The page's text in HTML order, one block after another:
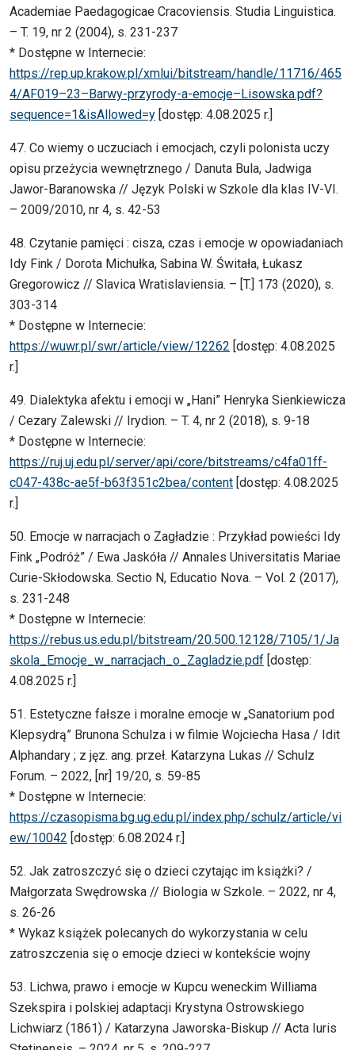
Academiae Paedagogicae Cracoviensis. Studia Linguistica.
– T. 19, nr 2 (2004), s. 231-237
* Dostępne w Internecie:
https://rep.up.krakow.pl/xmlui/bitstream/handle/11716/465
4/AF019–23–Barwy-przyrody-a-emocje–Lisowska.pdf?
sequence=1&isAllowed=y [dostęp: 4.08.2025 r.]
47. Co wiemy o uczuciach i emocjach, czyli polonista uczy
opisu przeżycia wewnętrznego / Danuta Bula, Jadwiga
Jawor-Baranowska // Język Polski w Szkole dla klas IV-VI.
– 2009/2010, nr 4, s. 42-53
48. Czytanie pamięci : cisza, czas i emocje w opowiadaniach
Idy Fink / Dorota Michułka, Sabina W. Świtała, Łukasz
Gregorowicz // Slavica Wratislaviensia. – [T.] 173 (2020), s.
303-314
* Dostępne w Internecie:
https://wuwr.pl/swr/article/view/12262 [dostęp: 4.08.2025
r.]
49. Dialektyka afektu i emocji w „Hani” Henryka Sienkiewicza
/ Cezary Zalewski // Irydion. – T. 4, nr 2 (2018), s. 9-18
* Dostępne w Internecie:
https://ruj.uj.edu.pl/server/api/core/bitstreams/c4fa01ff-
c047-438c-ae5f-b63f351c2bea/content [dostęp: 4.08.2025
r.]
50. Emocje w narracjach o Zagładzie : Przykład powieści Idy
Fink „Podróż” / Ewa Jaskóła // Annales Universitatis Mariae
Curie-Skłodowska. Sectio N, Educatio Nova. – Vol. 2 (2017),
s. 231-248
* Dostępne w Internecie:
https://rebus.us.edu.pl/bitstream/20.500.12128/7105/1/Ja
skola_Emocje_w_narracjach_o_Zagladzie.pdf [dostęp:
4.08.2025 r.]
51. Estetyczne fałsze i moralne emocje w „Sanatorium pod
Klepsydrą” Brunona Schulza i w filmie Wojciecha Hasa / Idit
Alphandary ; z jęz. ang. przeł. Katarzyna Lukas // Schulz
Forum. – 2022, [nr] 19/20, s. 59-85
* Dostępne w Internecie:
https://czasopisma.bg.ug.edu.pl/index.php/schulz/article/vi
ew/10042 [dostęp: 6.08.2024 r.]
52. Jak zatroszczyć się o dzieci czytając im książki? /
Małgorzata Swędrowska // Biologia w Szkole. – 2022, nr 4,
s. 26-26
* Wykaz książek polecanych do wykorzystania w celu
zatroszczenia się o emocje dzieci w kontekście wojny
53. Lichwa, prawo i emocje w Kupcu weneckim Williama
Szekspira i polskiej adaptacji Krystyna Ostrowskiego
Lichwiarz (1861) / Katarzyna Jaworska-Biskup // Acta Iuris